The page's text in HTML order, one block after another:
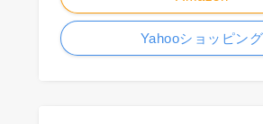
Yahooショッピング